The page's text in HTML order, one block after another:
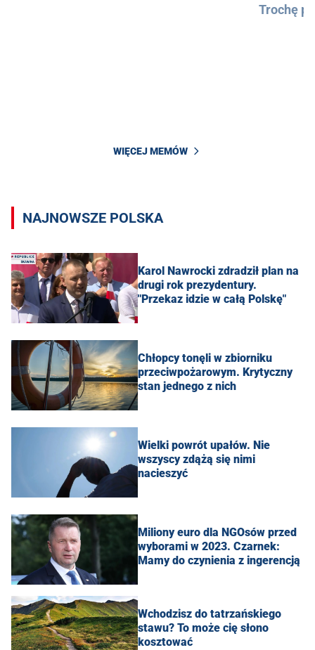
Trochę
WIĘCEJ MEMÓW
NAJNOWSZE POLSKA
Karol Nawrocki zdradził plan na
drugi rok prezydentury.
"Przekaz idzie w całą Polskę"
Chłopcy tonęli w zbiorniku
przeciwpożarowym. Krytyczny
stan jednego z nich
Wielki powrót upałów. Nie
wszyscy zdążą się nimi
nacieszyć
Miliony euro dla NGOsów przed
wyborami w 2023. Czarnek:
Mamy do czynienia z ingerencją
Wchodzisz do tatrzańskiego
stawu? To może cię słono
kosztować